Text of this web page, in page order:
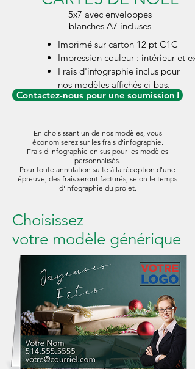
5x7 avec enveloppes
blanches A7 incluses
Contactez-nous pour une soumission !
Imprimé sur carton 12 pt C1C
Impression couleur : intérieur et
Frais d'infographie inclus pour
nos modèles affichés ci-bas.
En choisissant un de nos modèles, vous
économiserez sur les frais d'infographie.
Frais d'infographie en sus pour les modèles
personnalisés.
Pour toute annulation suite à la réception d'une
épreuve, des frais seront facturés, selon le temps
d'infographie du projet.
Choisissez
votre modèle générique